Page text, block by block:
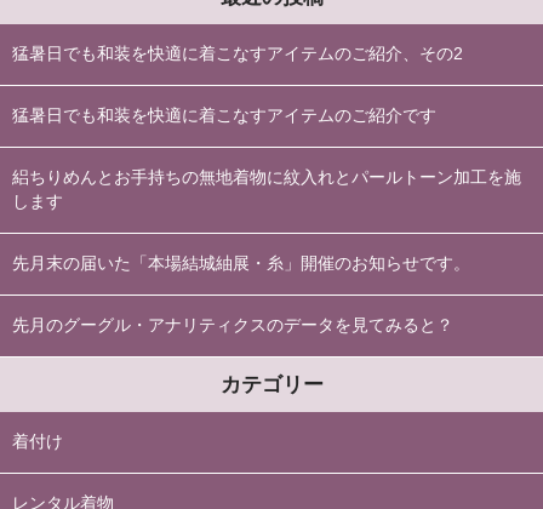
猛暑日でも和装を快適に着こなすアイテムのご紹介、その2
猛暑日でも和装を快適に着こなすアイテムのご紹介です
絽ちりめんとお手持ちの無地着物に紋入れとパールトーン加工を施
します
先月末の届いた「本場結城紬展・糸」開催のお知らせです。
先月のグーグル・アナリティクスのデータを見てみると？
カテゴリー
着付け
レンタル着物